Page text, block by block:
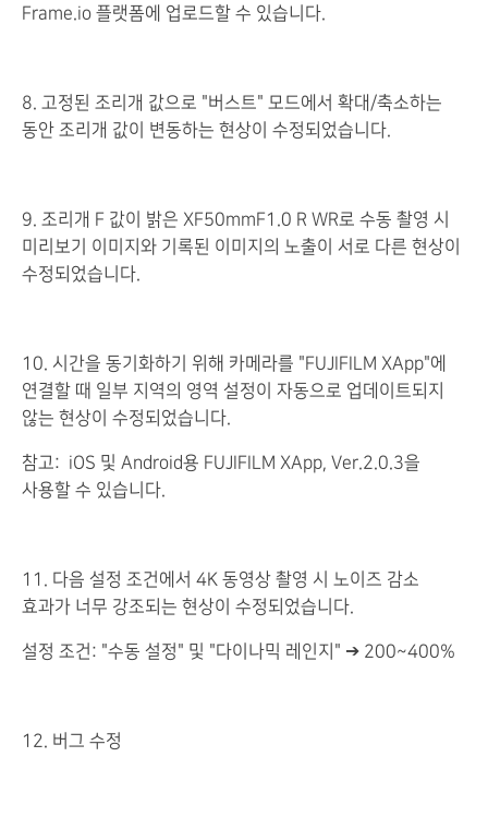
Frame.io 플랫폼에 업로드할 수 있습니다.
8. 고정된 조리개 값으로 "버스트" 모드에서 확대/축소하는
동안 조리개 값이 변동하는 현상이 수정되었습니다.
9. 조리개 F 값이 밝은 XF50mmF1.0 R WR로 수동 촬영 시
미리보기 이미지와 기록된 이미지의 노출이 서로 다른 현상이
수정되었습니다.
10. 시간을 동기화하기 위해 카메라를 "FUJIFILM XApp"에
연결할 때 일부 지역의 영역 설정이 자동으로 업데이트되지
않는 현상이 수정되었습니다.
참고: iOS 및 Android용 FUJIFILM XApp, Ver.2.0.3을
사용할 수 있습니다.
11. 다음 설정 조건에서 4K 동영상 촬영 시 노이즈 감소
효과가 너무 강조되는 현상이 수정되었습니다.
설정 조건: "수동 설정" 및 "다이나믹 레인지" ➔ 200~400%
12. 버그 수정